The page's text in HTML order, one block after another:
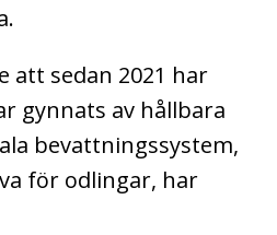
att sedan 2021 har
gynnats av hållbara
bevattningssystem,
för odlingar, har